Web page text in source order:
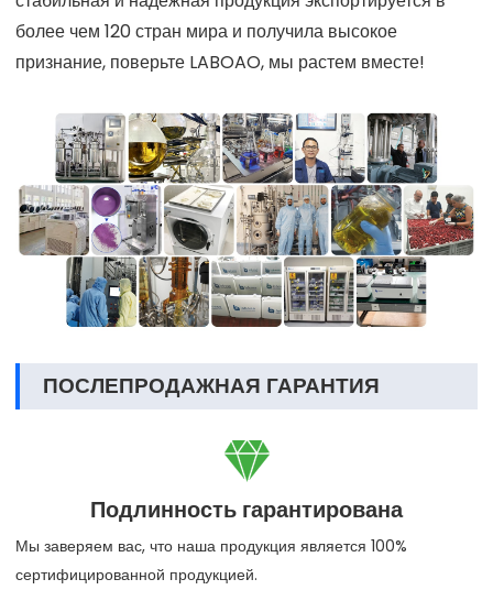
более чем 120 стран мира и получила высокое
признание, поверьте LABOAO, мы растем вместе!
ПОСЛЕПРОДАЖНАЯ ГАРАНТИЯ

Подлинность гарантирована
Мы заверяем вас, что наша продукция является 100%
сертифицированной продукцией.